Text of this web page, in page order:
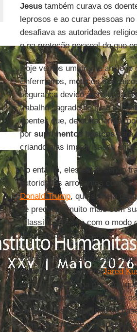
Jesustambém curava os
leprosos e ao curar pessoas
desafiava as autoridades
e na proteção pessoal do que
Hoje vemos um drama
Enfermeiros, médicos e
segurança devido à profunda
trabalho sagrado de ir ao
doentes que, de outra forma,
por suprimentos básicospara
criando alas improvisadas em
No entanto, eles estão sendo
autoridades arrogantes como o
Donald Trump, que semeia
se preocupa muito mais com
“classificações” e com o modo
crise afetará a economia.
Esse cinismo também está
palavras de seu genroJared
afirmou na semana passada
equipamento salva-vidas que os
iorquinos estão exigindo se
projeções que ele considerava